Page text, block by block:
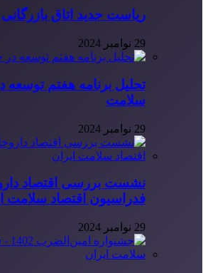
ریاست جدید اتاق
29 نوامبر 2024
تحلیل برنامه هفتم توسعه
سلامت
29 نوامبر 2024
نشست بررسی اقتصاد
فدراسیون اقتصاد سلامت
29 نوامبر 2024